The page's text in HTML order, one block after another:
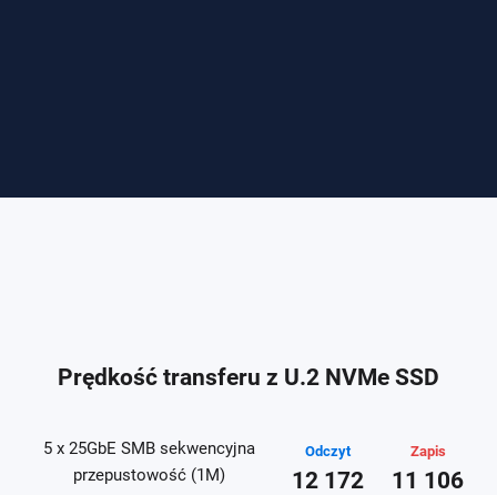
Prędkość transferu z U.2 NVMe SSD
5 x 25GbE SMB sekwencyjna
przepustowość (1M)
Odczyt
12 172
Zapis
11 106